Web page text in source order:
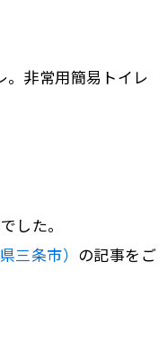
非常用簡易トイレ
した。
三条市） の記事をご